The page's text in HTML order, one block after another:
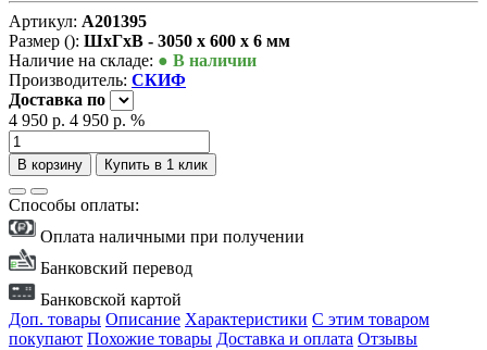
Артикул: А201395
Размер (): ШxГxВ - 3050 x 600 x 6 мм
Наличие на складе: ● В наличии
Производитель: СКИФ
Доставка по
4 950 р. 4 950 р. %
В корзину Купить в 1 клик
Способы оплаты:
Оплата наличными при получении
Банковский перевод
Банковской картой
Доп. товары Описание Характеристики С этим товаром
покупают Похожие товары Доставка и оплата Отзывы